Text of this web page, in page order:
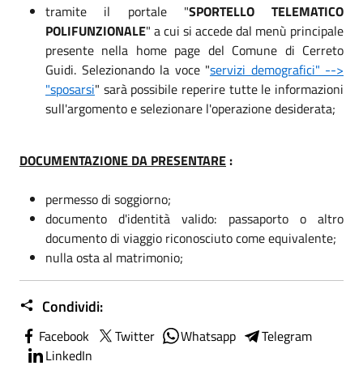
tramite il portale "SPORTELLO TELEMATICO
POLIFUNZIONALE" a cui si accede dal menù principale
presente nella home page del Comune di Cerreto
Guidi. Selezionando la voce "servizi demografici" -->
"sposarsi" sarà possibile reperire tutte le informazioni
sull'argomento e selezionare l'operazione desiderata;
DOCUMENTAZIONE DA PRESENTARE:
permesso di soggiorno;
documento d'identità valido: passaporto o altro
documento di viaggio riconosciuto come equivalente;
nulla osta al matrimonio;
Condividi:
Facebook Twitter Whatsapp
Telegram
LinkedIn